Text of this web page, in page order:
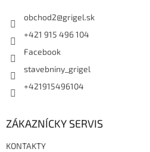
obchod2@grigel.sk
+421 915 496 104
Facebook
stavebniny_grigel
+421915496104
ZÁKAZNÍCKY SERVIS
KONTAKTY